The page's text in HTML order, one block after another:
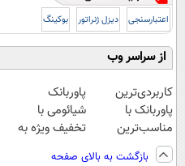
اعتبارسنجی دیزل ژنراتور بوکینگ
از سراسر وب
کاربردی‌ترین
پاوربانک با
مناسب‌ترین
قیمت❗
پاوربانک
شیائومی با
تخفیف ویژه به
بازگشت به بالای صفحه